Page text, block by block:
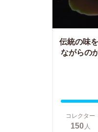
伝統の味
ながらの
コレクター
150人